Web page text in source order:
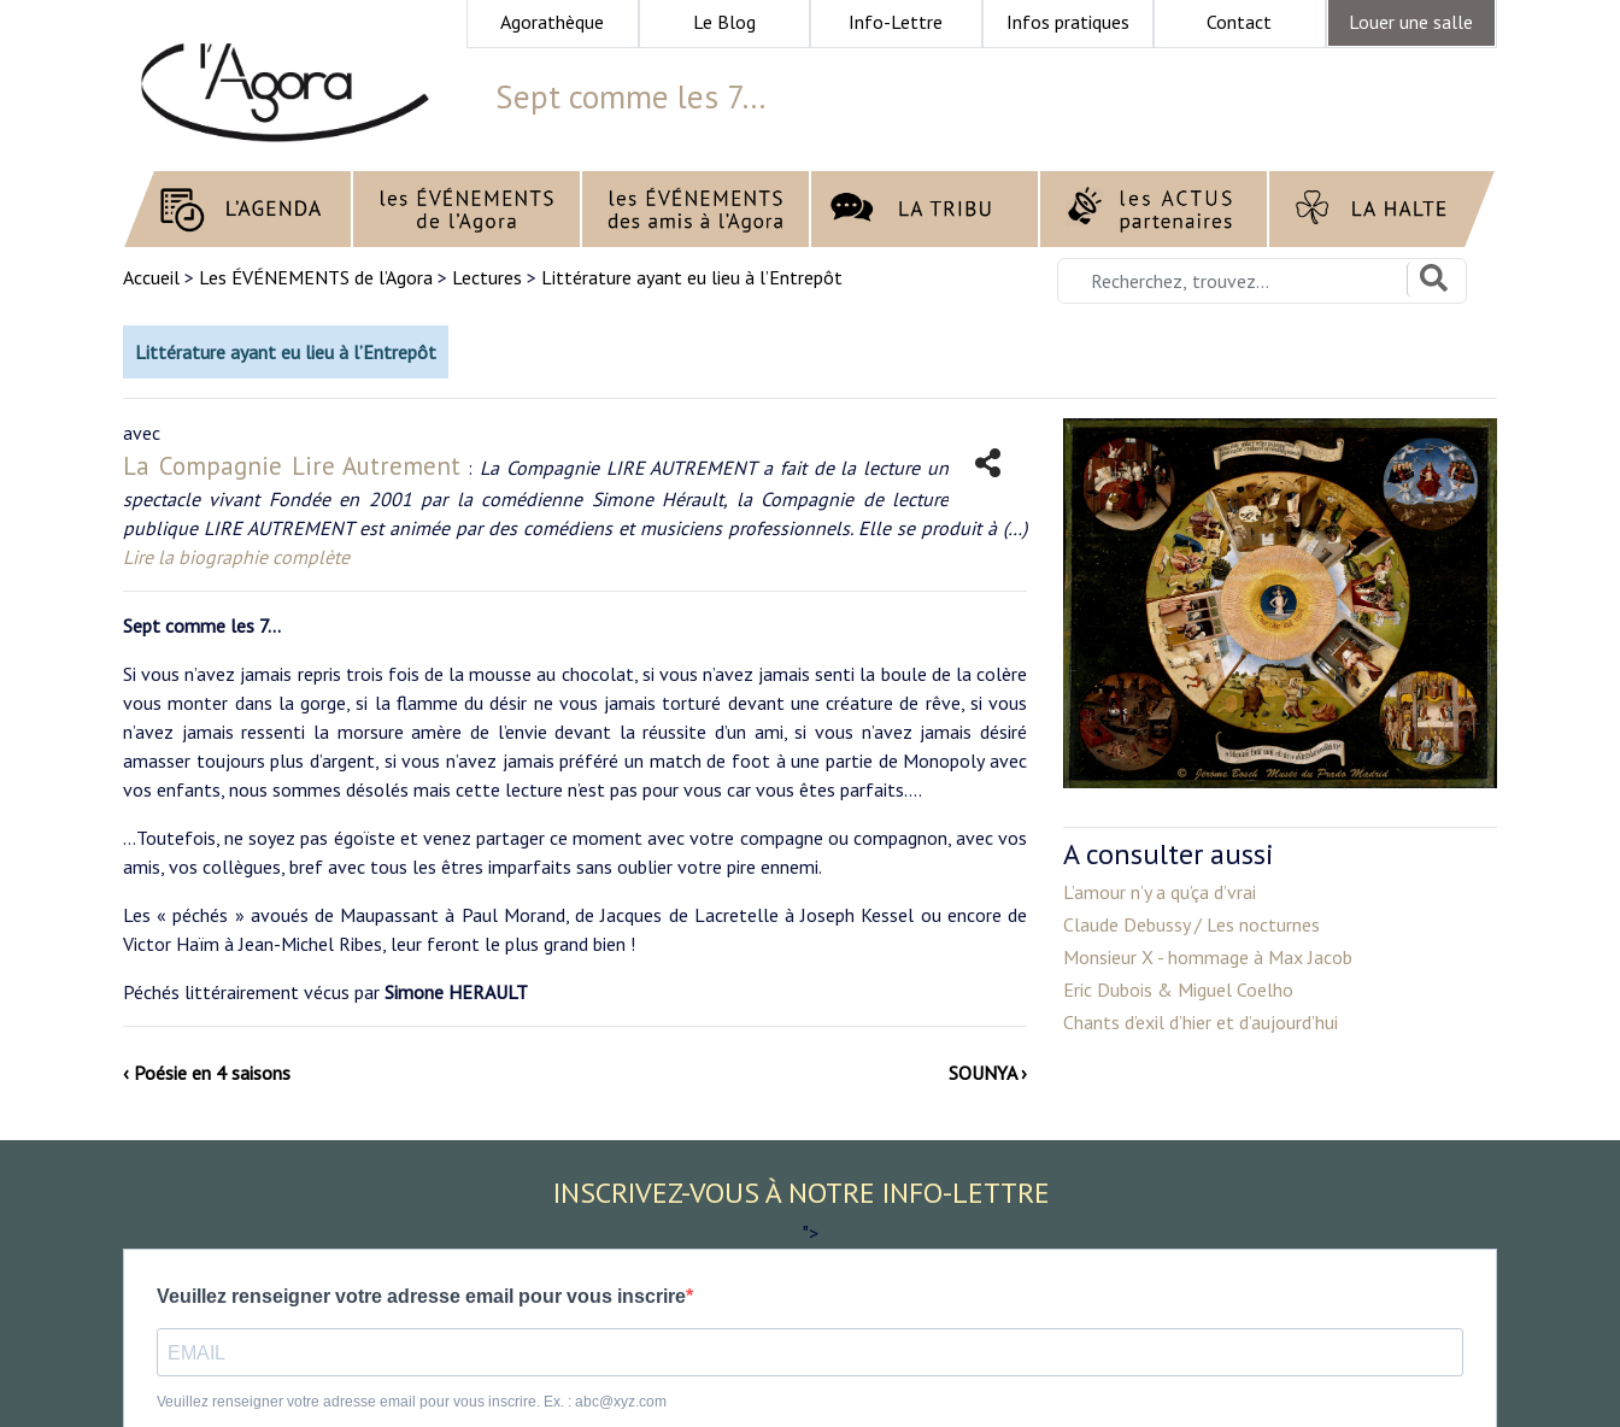
Agorathèque Le Blog Info-Lettre Infos pratiques Contact Louer une salle
Sept comme les 7…
Accueil > Les ÉVÉNEMENTS de l’Agora > Lectures > Littérature ayant eu lieu à l’Entrepôt
Littérature ayant eu lieu à l’Entrepôt
avec
La Compagnie Lire Autrement : La Compagnie LIRE AUTREMENT a fait de la lecture un
spectacle vivant Fondée en 2001 par la comédienne Simone Hérault, la Compagnie de lecture
publique LIRE AUTREMENT est animée par des comédiens et musiciens professionnels. Elle se produit à (…)
Lire la biographie complète
Sept comme les 7…
Si vous n’avez jamais repris trois fois de la mousse au chocolat, si vous n’avez jamais senti la boule de la colère
vous monter dans la gorge, si la flamme du désir ne vous jamais torturé devant une créature de rêve, si vous
n’avez jamais ressenti la morsure amère de l’envie devant la réussite d’un ami, si vous n’avez jamais désiré
amasser toujours plus d’argent, si vous n’avez jamais préféré un match de foot à une partie de Monopoly avec
vos enfants, nous sommes désolés mais cette lecture n’est pas pour vous car vous êtes parfaits….
…Toutefois, ne soyez pas égoïste et venez partager ce moment avec votre compagne ou compagnon, avec vos
amis, vos collègues, bref avec tous les êtres imparfaits sans oublier votre pire ennemi.
Les « péchés » avoués de Maupassant à Paul Morand, de Jacques de Lacretelle à Joseph Kessel ou encore de
Victor Haïm à Jean-Michel Ribes, leur feront le plus grand bien !
Péchés littérairement vécus par Simone HERAULT
‹ Poésie en 4 saisons SOUNYA ›
A consulter aussi
L’amour n’y a qu’ça d’vrai
Claude Debussy / Les nocturnes
Monsieur X - hommage à Max Jacob
Eric Dubois & Miguel Coelho
Chants d’exil d’hier et d’aujourd’hui
INSCRIVEZ-VOUS À NOTRE INFO-LETTRE
">
Veuillez renseigner votre adresse email pour vous inscrire
Veuillez renseigner votre adresse email pour vous inscrire. Ex. : abc@xyz.com